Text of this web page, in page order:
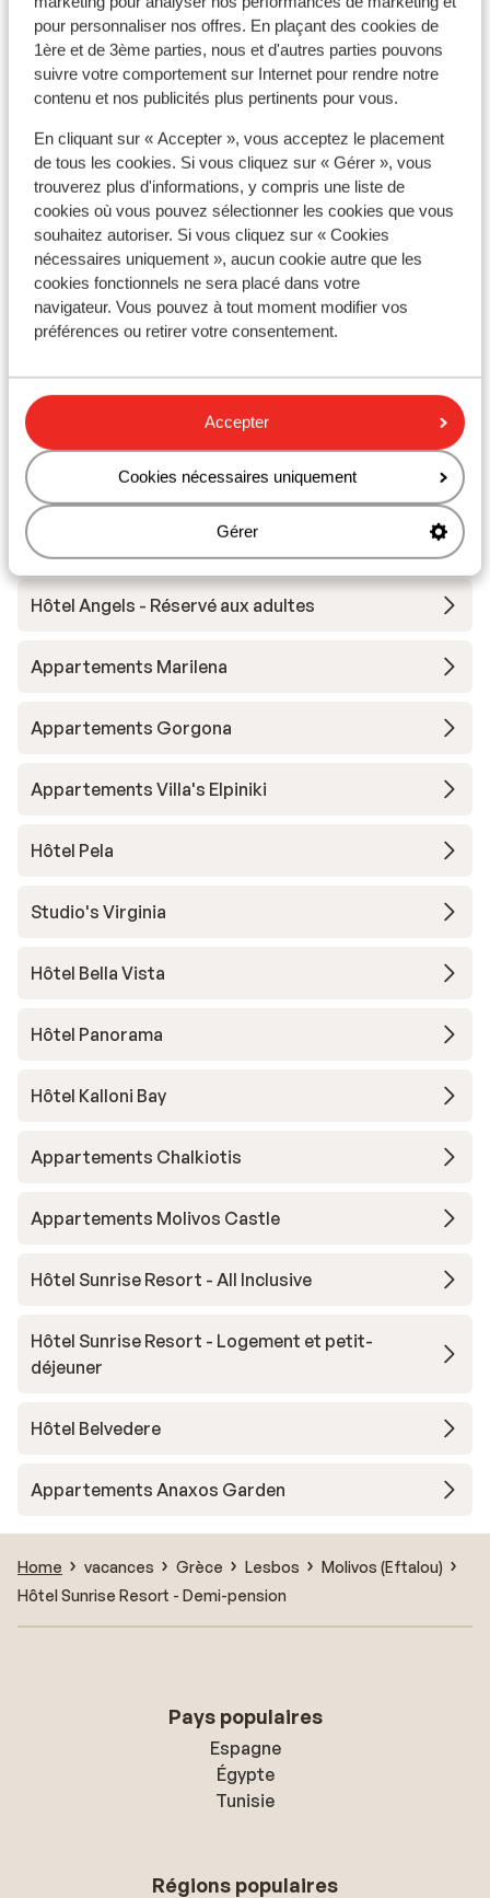
pour personnaliser nos offres. En plaçant des cookies de
1ère et de 3ème parties, nous et d'autres parties pouvons
suivre votre comportement sur Internet pour rendre notre
contenu et nos publicités plus pertinents pour vous.
En cliquant sur « Accepter », vous acceptez le placement
de tous les cookies. Si vous cliquez sur « Gérer », vous
trouverez plus d'informations, y compris une liste de
cookies où vous pouvez sélectionner les cookies que vous
souhaitez autoriser. Si vous cliquez sur « Cookies
nécessaires uniquement », aucun cookie autre que les
cookies fonctionnels ne sera placé dans votre
navigateur. Vous pouvez à tout moment modifier vos
préférences ou retirer votre consentement.
Accepter
Cookies nécessaires uniquement
Gérer
Afficher sur la carte
À proximité
Distance de la plage environ 400 mètres (plage de
galets, par une route en pente douce)
Distance du centre-ville: environ 1,8 kilomètres
Distance de l'aéroport environ 67 kilomètres
Distance jusqu'à l'arrêt de bus environ 25 mètres:
à Molivos, Petra, Anaxos
Distance jusqu'au distributeur d'argent environ 1,2
Distance à la supérette la plus proche environ 700
mètres
Distance au restaurant le plus proche environ 1,5
kilomètres
Sur une route peu pentue
Autres hébergements - Lesbos
Hôtel Angels - Réservé aux adultes
Appartements Marilena
Appartements Gorgona
Appartements Villa's Elpiniki
Hôtel Pela
Studio's Virginia
Hôtel Bella Vista
Hôtel Panorama
Hôtel Kalloni Bay
Appartements Chalkiotis
Appartements Molivos Castle
Hôtel Sunrise Resort - All Inclusive
Hôtel Sunrise Resort - Logement et petit-
déjeuner
Hôtel Belvedere
Appartements Anaxos Garden
Home vacances Grèce Lesbos
Molivos (Eftalou)
Hôtel Sunrise Resort - Demi-pension
Pays populaires
Espagne
Égypte
Tunisie
Régions populaires